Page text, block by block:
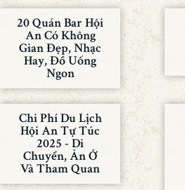
20 Quán Bar Hội
An Có Không
Gian Đẹp, Nhạc
Hay, Đồ Uống
Ngon
Chi Phí Du Lịch
Hội An Tự Túc
2025 - Di
Chuyển, Ăn Ở
Và Tham Quan